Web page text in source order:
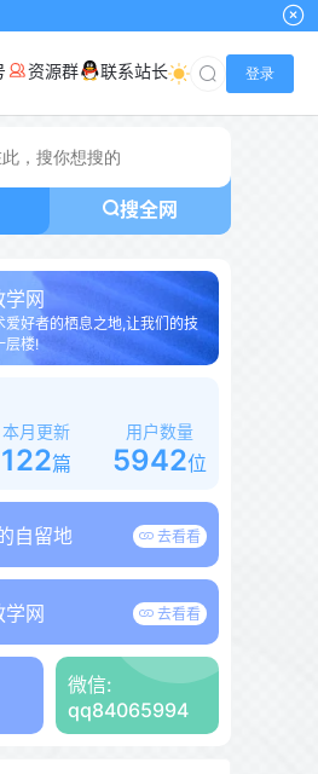
小高
资源群 联系站长 登录
搜全网
学网
爱好者的栖息之地,让我们的技
层楼!
本月更新
122篇
用户数量
5942位
自留地 去看看
学网 去看看
微信:
qq84065994